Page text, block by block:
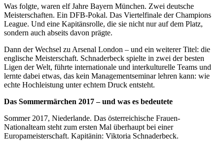
Was folgte, waren elf Jahre Bayern München. Zwei deutsche
Meisterschaften. Ein DFB-Pokal. Das Viertelfinale der Champions
League. Und eine Kapitänsrolle, die sie nicht nur auf dem Platz,
sondern auch abseits davon prägte.
Dann der Wechsel zu Arsenal London – und ein weiterer Titel: die
englische Meisterschaft. Schnaderbeck spielte in zwei der besten
Ligen der Welt, führte internationale und interkulturelle Teams und
lernte dabei etwas, das kein Managementseminar lehren kann: wie
echte Hochleistung unter echtem Druck entsteht.
Das Sommermärchen 2017 – und was es bedeutete
Sommer 2017, Niederlande. Das österreichische Frauen-
Nationalteam steht zum ersten Mal überhaupt bei einer
Europameisterschaft. Kapitänin: Viktoria Schnaderbeck.